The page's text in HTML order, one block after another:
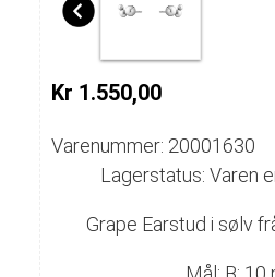
Kr 1.550,00
Varenummer: 20001630
Lagerstatus: Varen
Grape Earstud i sølv